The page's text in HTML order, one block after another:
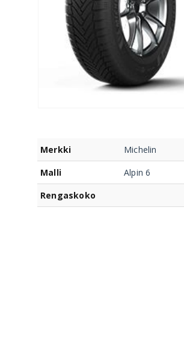
Merkki
Michelin
Malli
Alpin 6
Rengaskoko